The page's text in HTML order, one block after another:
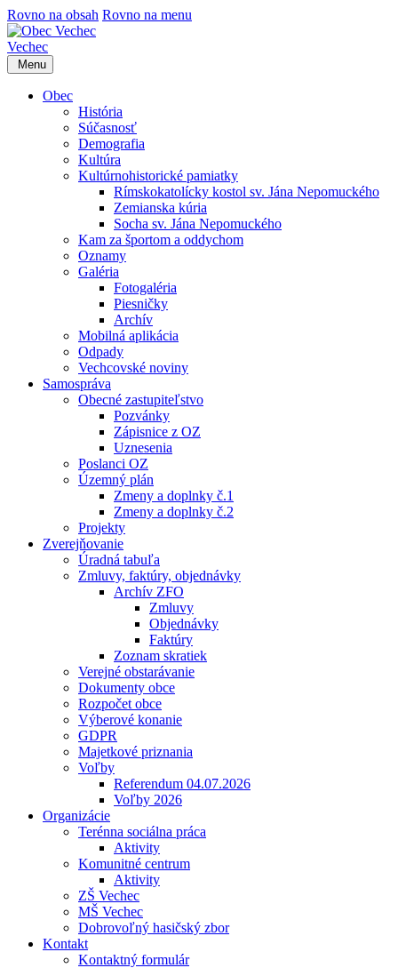
Rovno na obsah Rovno na menu
Vechec
Menu
Obec
História
Súčasnosť
Demografia
Kultúra
Kultúrnohistorické pamiatky
Rímskokatolícky kostol sv. Jána Nepomuckého
Zemianska kúria
Socha sv. Jána Nepomuckého
Kam za športom a oddychom
Oznamy
Galéria
Fotogaléria
Piesničky
Archív
Mobilná aplikácia
Odpady
Vechcovské noviny
Samospráva
Obecné zastupiteľstvo
Pozvánky
Zápisnice z OZ
Uznesenia
Poslanci OZ
Územný plán
Zmeny a doplnky č.1
Zmeny a doplnky č.2
Projekty
Zverejňovanie
Úradná tabuľa
Zmluvy, faktúry, objednávky
Archív ZFO
Zmluvy
Objednávky
Faktúry
Zoznam skratiek
Verejné obstarávanie
Dokumenty obce
Rozpočet obce
Výberové konanie
GDPR
Majetkové priznania
Voľby
Referendum 04.07.2026
Voľby 2026
Organizácie
Terénna sociálna práca
Aktivity
Komunitné centrum
Aktivity
ZŠ Vechec
MŠ Vechec
Dobrovoľný hasičský zbor
Kontakt
Kontaktný formulár